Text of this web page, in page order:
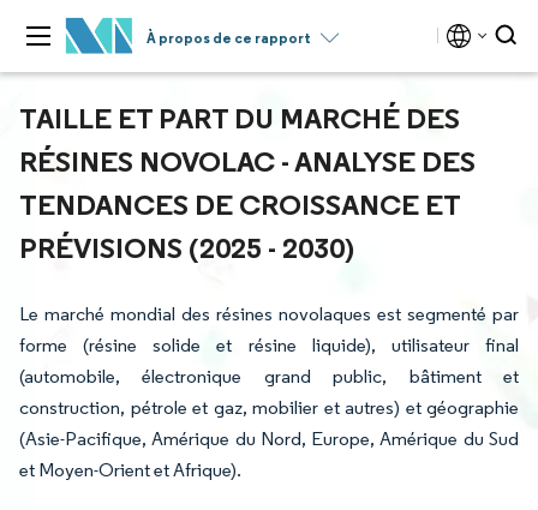
À propos de ce rapport
TAILLE ET PART DU MARCHÉ DES
RÉSINES NOVOLAC - ANALYSE DES
TENDANCES DE CROISSANCE ET
PRÉVISIONS (2025 - 2030)
Le marché mondial des résines novolaques est segmenté par
forme (résine solide et résine liquide), utilisateur final
(automobile, électronique grand public, bâtiment et
construction, pétrole et gaz, mobilier et autres) et géographie
(Asie-Pacifique, Amérique du Nord, Europe, Amérique du Sud
et Moyen-Orient et Afrique).